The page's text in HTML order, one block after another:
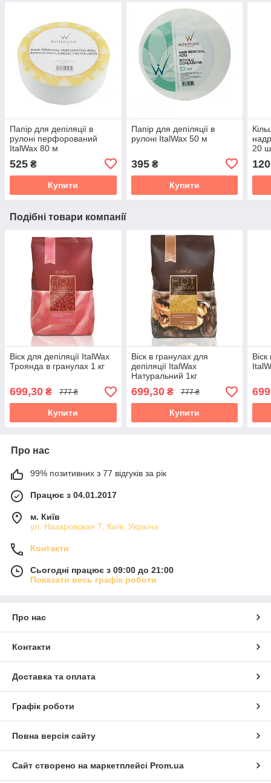
Папір для депіляції в
рулоні перфорований
ItalWax 80 м
525 ₴
Купити
Папір для депіляції в
рулоні ItalWax 50 м
395₴
Купити
20
120
Подібні товари компанії
Віск для депіляції ItalWax
Троянда в гранулах 1 кг
699,30 ₴ 777 ₴
Купити
Віск в гранулах для
депіляції ItalWax
Натуральний 1кг
699,30₴ 777 ₴
Купити
Про нас
99% позитивних з 77 відгуків за рік
Працює з 04.01.2017
м. Київ
ул. Назаровская 7, Київ, Україна
Контакти
Сьогодні працює з 09:00 до 21:00
Показати весь графік роботи
Про нас
Контакти
Доставка та оплата
Графік роботи
Повна версія сайту
Сайт створено на маркетплейсі Prom.ua